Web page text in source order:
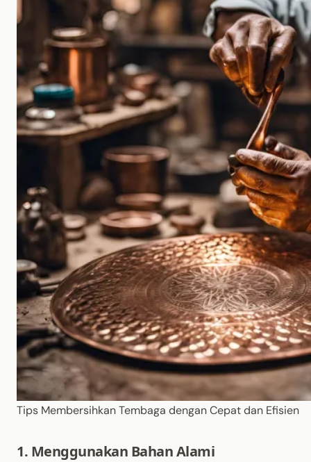
Tips Membersihkan Tembaga dengan Cepat dan Efisien
1. Menggunakan Bahan Alami